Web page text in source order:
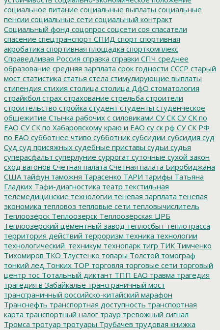
социальное питание социальные выплаты социальные
пенсии социальные сети социальный контракт
Социальный фонд соцопрос соцсети соя спасатели
спасение спецтранспорт СПИД спорт спортивная
акробатика спортивная площадка спорткомплекс
Справедливая Россия справка справки СПЧ среднее
образование средняя зарплата срок годности СССР старый
мост статистика статья стела стимулирующие выплаты
стипендия стихия столица столица ДфО стоматология
страйкбол страх страхование стрельба строители
строительство стройка студент студенты студенческое
общежитие Стычка рабочих с силовиками СУ СК СУ СК по
ЕАО СУ СК по Хабаровскому краю и ЕАО су ск рф СУ СК РФ
по ЕАО субботнее чтиво субботник субсидии субсидия суд
Суд суд присяжных судебные приставы судьи судья
суперасфальт суперлуние суррогат суточные сухой закон
сход вагонов Счетная палата Счетная палата Биробиджана
США тайфун таможня Тарасенко ТАРИ тарифы Татьяна
Гладких Тафи-диагностика театр текстильная
телемедицинские технологии теневая зарплата теневая
экономика тепловоз тепловые сети тепловычислитель
Теплоозёрск Теплоозерск Теплоозёрская ЦРБ
Теплоозерский цементный завод теплосбыт теплотрасса
территория действий терроризм техника технологии
технологический_техникум технопарк тигр ТИК Тимченко
Тихомиров ТКО Тлустенко товары Толстой томограф
тонкий лед Тонких ТОР торговля торговые сети торговый
центр тос Тотальный диктант ТПП ЕАО травма трагедия
трагедия в Забайкалье трансграничный мост
трансграничный российско-китайский марафон
Транснефть транспортная доступность транспортная
карта транспортный налог траур тревожный сигнал
Тромса тротуар тротуары Трубачев трудовая книжка